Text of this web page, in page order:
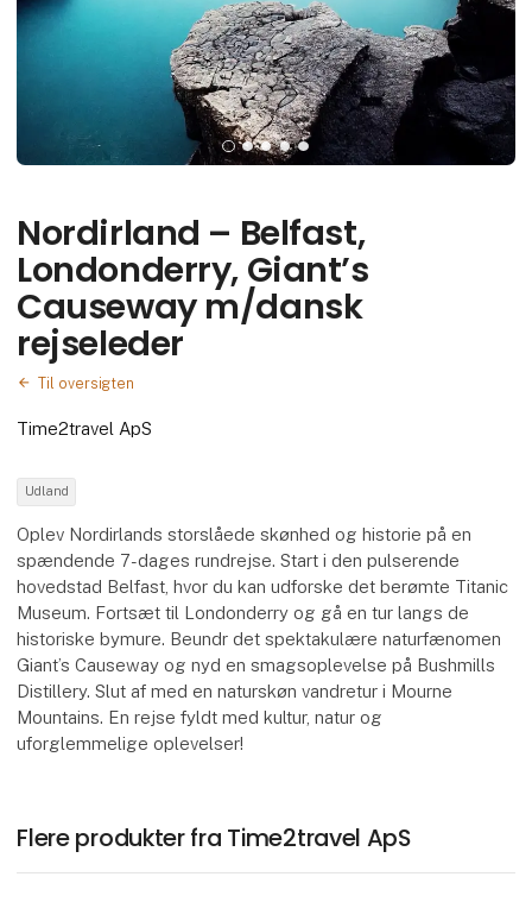
Nordirland – Belfast,
Londonderry, Giant’s
Causeway m/dansk
rejseleder
Til oversigten
Time2travel ApS
Udland
Oplev Nordirlands storslåede skønhed og historie på en
spændende 7-dages rundrejse. Start i den pulserende
hovedstad Belfast, hvor du kan udforske det berømte Titanic
Museum. Fortsæt til Londonderry og gå en tur langs de
historiske bymure. Beundr det spektakulære naturfænomen
Giant’s Causeway og nyd en smagsoplevelse på Bushmills
Distillery. Slut af med en naturskøn vandretur i Mourne
Mountains. En rejse fyldt med kultur, natur og
uforglemmelige oplevelser!
Flere produkter fra Time2travel ApS